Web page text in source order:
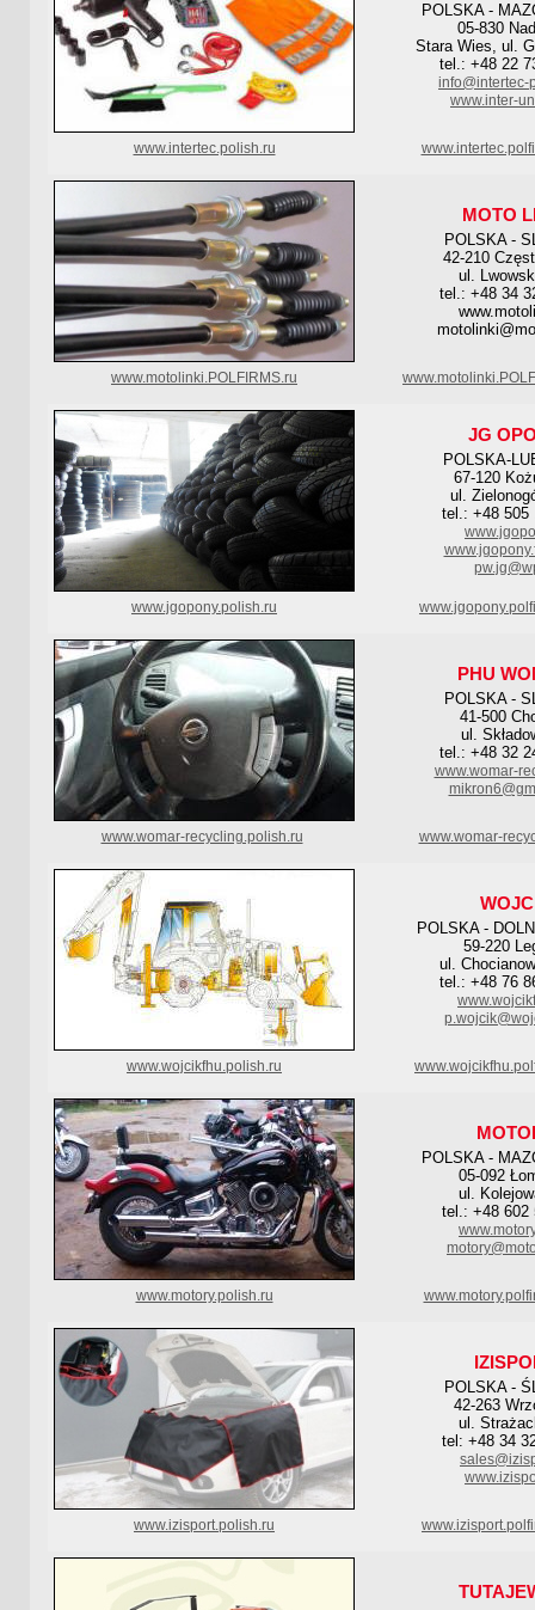
POLSKA -
05-830
Stara Wies, ul.
tel.: +48 22
info@intertec-
www.inter-
www.intertec.polish.ru
MOTO
POLSKA -
42-210
ul.
tel.: +48 34
www.motolinki.POLFIRMS.ru
JG
POLSKA-
67-120
ul.
tel.: +48 505
www.jgopony.polish.ru
PHU
POLSKA -
41-500
ul.
tel.: +48 32
www.womar-
www.womar-recycling.polish.ru www.womar-
POLSKA -
59-220
ul.
tel.: +48 76
www.wojcikfhu.polish.ru
POLSKA -
05-092
ul.
tel.: +48 602
www.motory.polish.ru
POLSKA -
42-263
ul.
tel: +48 34
www.izisport.polish.ru